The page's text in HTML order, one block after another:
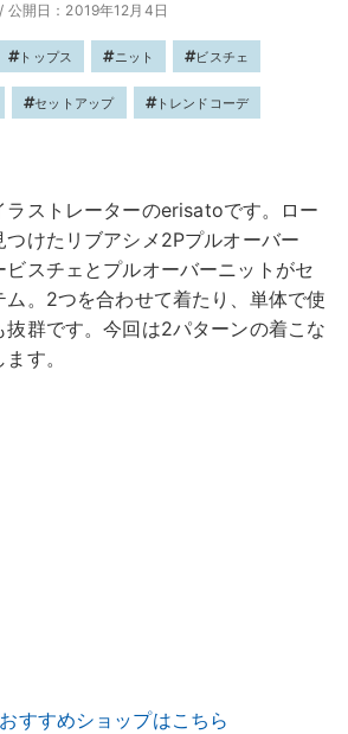
/ 公開日：2019年12月4日
トップス ニット ビスチェ
セットアップ トレンドコーデ
ラストレーターのerisatoです。ロー
つけたリブアシメ2Pプルオーバー
ビスチェとプルオーバーニットがセ
ム。2つを合わせて着たり、単体で使
抜群です。今回は2パターンの着こな
す。
おすすめショップはこちら